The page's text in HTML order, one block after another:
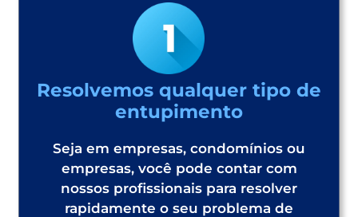
Resolvemos qualquer tipo de
entupimento
Seja em empresas, condomínios ou
empresas, você pode contar com
nossos profissionais para resolver
rapidamente o seu problema de